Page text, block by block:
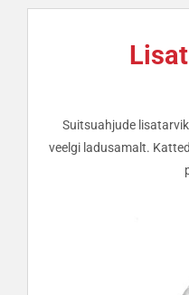
Suitsuahjude
veelgi ladusamalt.